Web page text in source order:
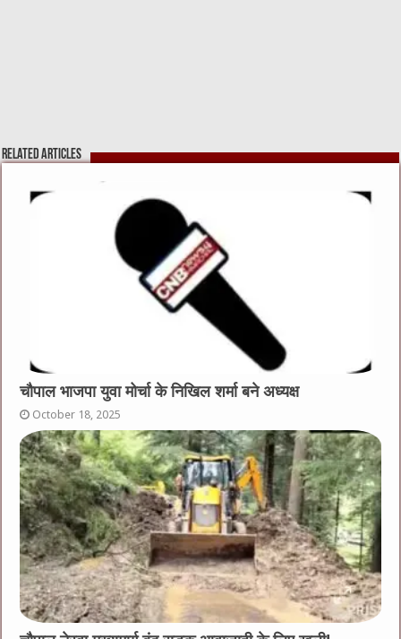
Related Articles
चौपाल भाजपा युवा मोर्चा के निखिल शर्मा बने अध्यक्ष
October 18, 2025